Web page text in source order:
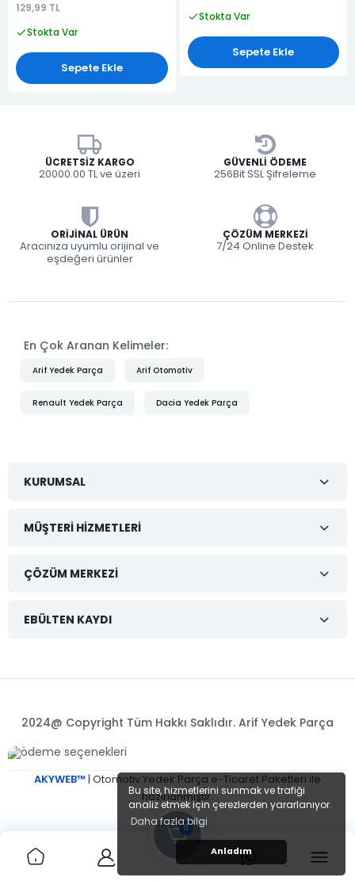
Bu site, hizmetlerini sunmak ve trafiği
analiz etmek için çerezlerden yararlanıyor.
Daha fazla bilgi
Anladım
129,99 TL
Stokta Var
Sepete Ekle
Stokta Var
Sepete Ekle
ÜCRETSIZ KARGO
20000.00 TL ve üzeri
GÜVENLI ÖDEME
256Bit SSL Şifreleme
ORIJINAL ÜRÜN
Aracınıza uyumlu orijinal ve
eşdeğeri ürünler
ÇÖZÜM MERKEZI
7/24 Online Destek
En Çok Aranan Kelimeler:
Arif Yedek Parça Arif Otomotiv
Renault Yedek Parça Dacia Yedek Parça
KURUMSAL
MÜŞTERI HIZMETLERI
ÇÖZÜM MERKEZI
EBÜLTEN KAYDI
2024@ Copyright Tüm Hakkı Saklıdır. Arif Yedek Parça
AKYWEB™| Otomotiv Yedek Parça e-Ticaret Paketleri ile
hazırlanmıştır.
0